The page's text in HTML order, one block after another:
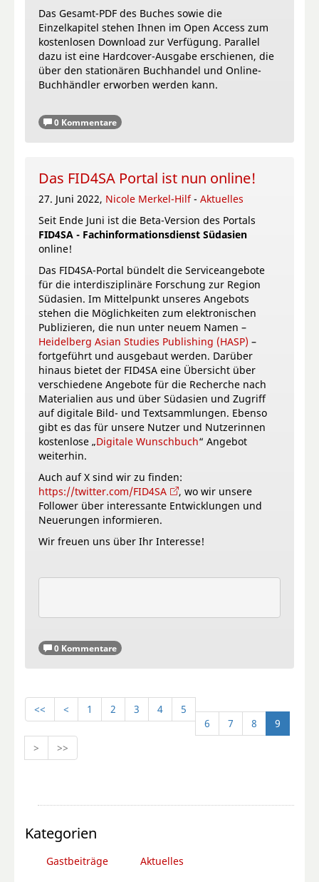
Das Gesamt-PDF des Buches sowie die
Einzelkapitel stehen Ihnen im Open Access zum
kostenlosen Download zur Verfügung. Parallel
dazu ist eine Hardcover-Ausgabe erschienen, die
über den stationären Buchhandel und Online-
Buchhändler erworben werden kann.
0 Kommentare
Das FID4SA Portal ist nun online!
27. Juni 2022, Nicole Merkel-Hilf - Aktuelles
Seit Ende Juni ist die Beta-Version des Portals
FID4SA - Fachinformationsdienst Südasien
online!
Das FID4SA-Portal bündelt die Serviceangebote
für die interdisziplinäre Forschung zur Region
Südasien. Im Mittelpunkt unseres Angebots
stehen die Möglichkeiten zum elektronischen
Publizieren, die nun unter neuem Namen –
Heidelberg Asian Studies Publishing (HASP) –
fortgeführt und ausgebaut werden. Darüber
hinaus bietet der FID4SA eine Übersicht über
verschiedene Angebote für die Recherche nach
Materialien aus und über Südasien und Zugriff
auf digitale Bild- und Textsammlungen. Ebenso
gibt es das für unsere Nutzer und Nutzerinnen
kostenlose „Digitale Wunschbuch“ Angebot
weiterhin.
Auch auf X sind wir zu finden:
https://twitter.com/FID4SA
, wo wir unsere
Follower über interessante Entwicklungen und
Neuerungen informieren.
Wir freuen uns über Ihr Interesse!
0 Kommentare
<< < 1 2 3 4
5
6
7 8
9
>
>>
Kategorien
Gastbeiträge Aktuelles